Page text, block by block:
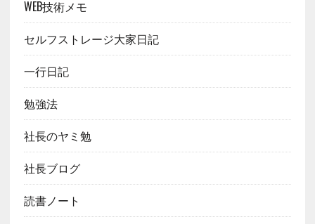
WEB技術メモ
セルフストレージ大家日記
一行日記
勉強法
社長のヤミ勉
社長ブログ
読書ノート